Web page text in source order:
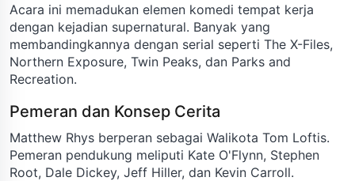
Acara ini memadukan elemen komedi tempat kerja
dengan kejadian supernatural. Banyak yang
membandingkannya dengan serial seperti The X-Files,
Northern Exposure, Twin Peaks, dan Parks and
Recreation.
Pemeran dan Konsep Cerita
Matthew Rhys berperan sebagai Walikota Tom Loftis.
Pemeran pendukung meliputi Kate O'Flynn, Stephen
Root, Dale Dickey, Jeff Hiller, dan Kevin Carroll.